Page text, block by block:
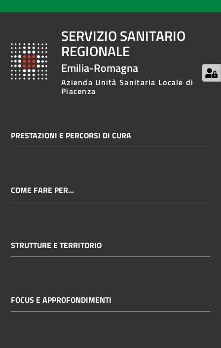
SERVIZIO SANITARIO
REGIONALE
Emilia-Romagna
Azienda Unità Sanitaria Locale di
Piacenza
PRESTAZIONI E PERCORSI DI CURA
COME FARE PER...
STRUTTURE E TERRITORIO
FOCUS E APPROFONDIMENTI